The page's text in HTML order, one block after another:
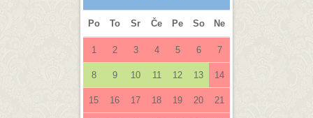
Po To Sr Če Pe So Ne
1 2 3 4 5 6 7
8 9 10 11 12 13 14
15 16 17 18 19 20 21